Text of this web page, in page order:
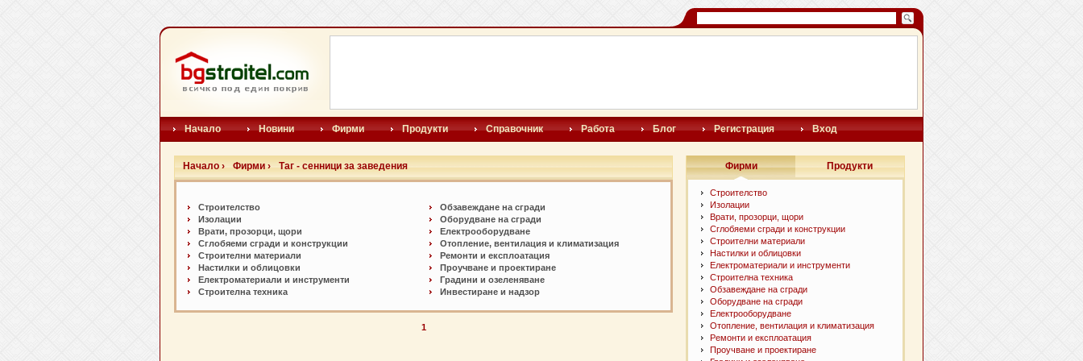
Начало Новини Фирми Продукти Справочник Работа Блог Регистрация Вход
Начало › Фирми › Таг - сенници за заведения
Строителство
Изолации
Врати, прозорци, щори
Сглобяеми сгради и конструкции
Строителни материали
Настилки и oблицовки
Електроматериали и инструменти
Строителна техника
Обзавеждане на сгради
Оборудване на сгради
Електрооборудване
Отопление, вентилация и климатизация
Ремонти и експлоатация
Проучване и проектиране
Градини и озеленяване
Инвестиране и надзор
1
Фирми Продукти
Строителство
Изолации
Врати, прозорци, щори
Сглобяеми сгради и конструкции
Строителни материали
Настилки и oблицовки
Електроматериали и инструменти
Строителна техника
Обзавеждане на сгради
Оборудване на сгради
Електрооборудване
Отопление, вентилация и климатизация
Ремонти и експлоатация
Проучване и проектиране